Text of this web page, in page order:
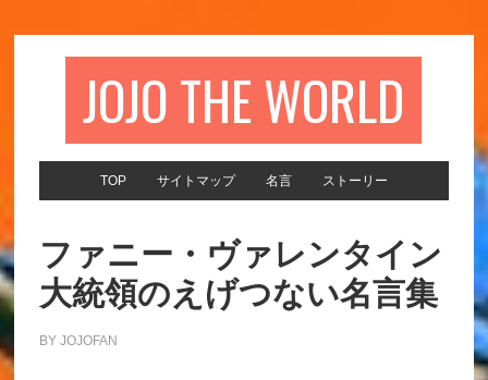
JOJO THE WORLD
TOP サイトマップ 名言 ストーリー
ファニー・ヴァレンタイン
大統領のえげつない名言集
BY JOJOFAN